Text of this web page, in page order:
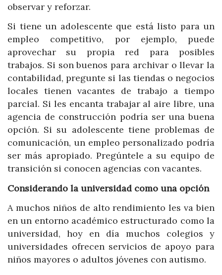
observar y reforzar.
Si tiene un adolescente que está listo para un
empleo competitivo, por ejemplo, puede
aprovechar su propia red para posibles
trabajos. Si son buenos para archivar o llevar la
contabilidad, pregunte si las tiendas o negocios
locales tienen vacantes de trabajo a tiempo
parcial. Si les encanta trabajar al aire libre, una
agencia de construcción podría ser una buena
opción. Si su adolescente tiene problemas de
comunicación, un empleo personalizado podría
ser más apropiado. Pregúntele a su equipo de
transición si conocen agencias con vacantes.
Considerando la universidad como una opción
A muchos niños de alto rendimiento les va bien
en un entorno académico estructurado como la
universidad, hoy en día muchos colegios y
universidades ofrecen servicios de apoyo para
niños mayores o adultos jóvenes con autismo.